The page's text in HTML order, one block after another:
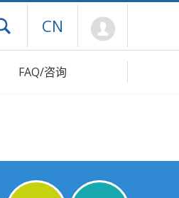
打开抽屉菜单
CN
FAQ/咨询